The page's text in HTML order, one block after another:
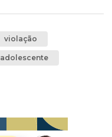
violação
adolescente